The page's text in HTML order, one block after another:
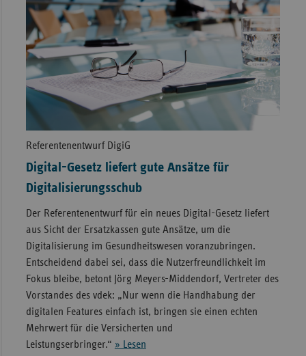
Referentenentwurf DigiG
Digital-Gesetz liefert gute Ansätze für
Digitalisierungsschub
Der Referentenentwurf für ein neues Digital-Gesetz liefert
aus Sicht der Ersatzkassen gute Ansätze, um die
Digitalisierung im Gesundheitswesen voranzubringen.
Entscheidend dabei sei, dass die Nutzerfreundlichkeit im
Fokus bleibe, betont Jörg Meyers-Middendorf, Vertreter des
Vorstandes des vdek: „Nur wenn die Handhabung der
digitalen Features einfach ist, bringen sie einen echten
Mehrwert für die Versicherten und
Leistungserbringer.“ » Lesen